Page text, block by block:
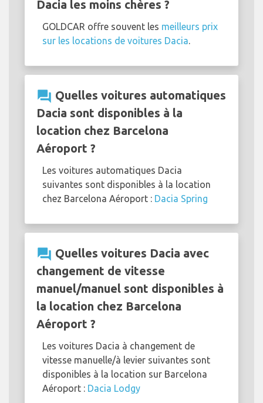
Dacia les moins chères ?
GOLDCAR offre souvent les meilleurs prix
sur les locations de voitures Dacia.
question_answer Quelles voitures automatiques
Dacia sont disponibles à la
location chez Barcelona
Aéroport ?
Les voitures automatiques Dacia
suivantes sont disponibles à la location
chez Barcelona Aéroport : Dacia Spring
question_answer Quelles voitures Dacia avec
changement de vitesse
manuel/manuel sont disponibles à
la location chez Barcelona
Aéroport ?
Les voitures Dacia à changement de
vitesse manuelle/à levier suivantes sont
disponibles à la location sur Barcelona
Aéroport : Dacia Lodgy